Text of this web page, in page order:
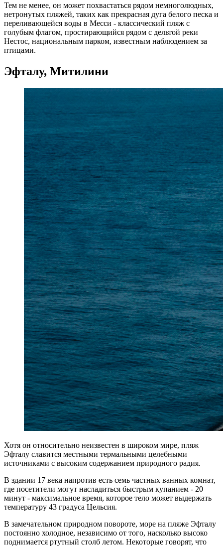
Тем не менее, он может похвастаться рядом немноголюдных,
нетронутых пляжей, таких как прекрасная дуга белого песка и
переливающейся воды в Месси - классический пляж с
голубым флагом, простирающийся рядом с дельтой реки
Нестос, национальным парком, известным наблюдением за
птицами.
Эфталу, Митилини
Хотя он относительно неизвестен в широком мире, пляж
Эфталу славится местными термальными целебными
источниками с высоким содержанием природного радия.
В здании 17 века напротив есть семь частных ванных комнат,
где посетители могут насладиться быстрым купанием - 20
минут - максимальное время, которое тело может выдержать
температуру 43 градуса Цельсия.
В замечательном природном повороте, море на пляже Эфталу
постоянно холодное, независимо от того, насколько высоко
поднимается ртутный столб летом. Некоторые говорят, что